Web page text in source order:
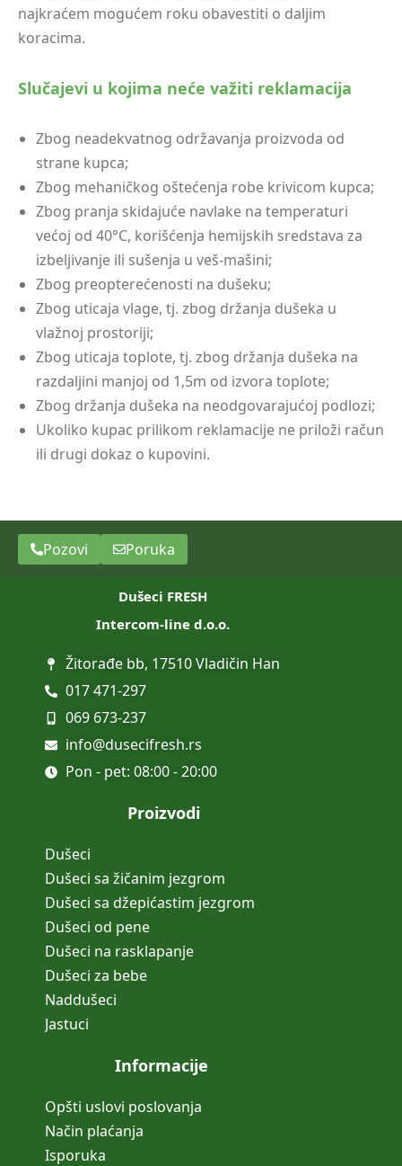
najkraćem mogućem roku obavestiti o daljim
koracima.
Slučajevi u kojima neće važiti reklamacija
Zbog neadekvatnog održavanja proizvoda od
strane kupca;
Zbog mehaničkog oštećenja robe krivicom kupca;
Zbog pranja skidajuće navlake na temperaturi
većoj od 40°C, korišćenja hemijskih sredstava za
izbeljivanje ili sušenja u veš-mašini;
Zbog preopterećenosti na dušeku;
Zbog uticaja vlage, tj. zbog držanja dušeka u
vlažnoj prostoriji;
Zbog uticaja toplote, tj. zbog držanja dušeka na
razdaljini manjoj od 1,5m od izvora toplote;
Zbog držanja dušeka na neodgovarajućoj podlozi;
Ukoliko kupac prilikom reklamacije ne priloži račun
ili drugi dokaz o kupovini.
Pozovi Poruka
Dušeci FRESH
Intercom-line d.o.o.
Žitorađe bb, 17510 Vladičin Han
017 471-297
069 673-237
info@dusecifresh.rs
Pon - pet: 08:00 - 20:00
Proizvodi
Dušeci
Dušeci sa žičanim jezgrom
Dušeci sa džepićastim jezgrom
Dušeci od pene
Dušeci na rasklapanje
Dušeci za bebe
Naddušeci
Jastuci
Informacije
Opšti uslovi poslovanja
Način plaćanja
Isporuka